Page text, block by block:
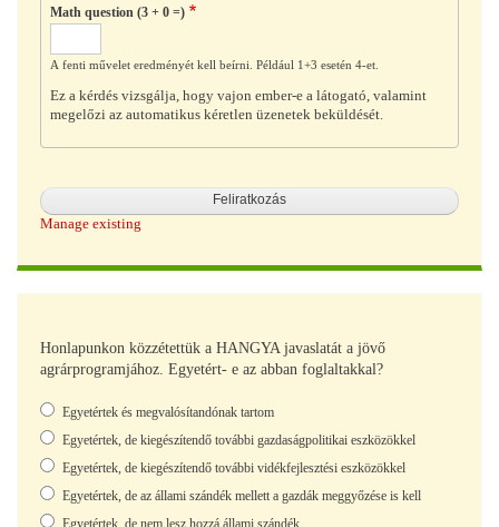
Math question (3 + 0 =)
A fenti művelet eredményét kell beírni. Például 1+3 esetén 4-et.
Ez a kérdés vizsgálja, hogy vajon ember-e a látogató, valamint
megelőzi az automatikus kéretlen üzenetek beküldését.
Manage existing
Honlapunkon közzétettük a HANGYA javaslatát a jövő
agrárprogramjához. Egyetért- e az abban foglaltakkal?
Választások
Egyetértek és megvalósítandónak tartom
Egyetértek, de kiegészítendő további gazdaságpolitikai eszközökkel
Egyetértek, de kiegészítendő további vidékfejlesztési eszközökkel
Egyetértek, de az állami szándék mellett a gazdák meggyőzése is kell
Egyetértek, de nem lesz hozzá állami szándék